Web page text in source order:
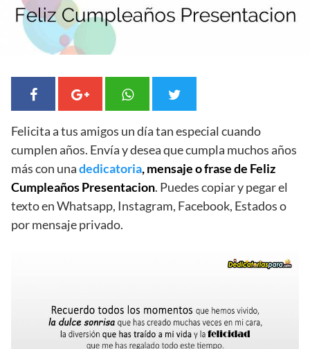
Felicita a tus amigos un día tan especial cuando
cumplen años. Envía y desea que cumpla muchos años
más con unadedicatoria, mensaje o frase de Feliz
Cumpleaños Presentacion. Puedes copiar y pegar el
texto en Whatsapp, Instagram, Facebook, Estados o
por mensaje privado.